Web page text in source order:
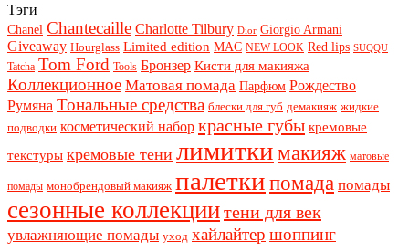
Тэги
Chanel Chantecaille Charlotte Tilbury Dior Giorgio Armani
Giveaway Hourglass Limited edition MAC NEW LOOK Red lips SUQQU
Tatcha Tom Ford Tools Бронзер Кисти для макияжа
Коллекционное Матовая помада Парфюм Рождество
Румяна Тональные средства блески для губ демакияж жидкие
подводки косметический набор красные губы кремовые
текстуры кремовые тени лимиткимакияж матовые
помады монобрендовый макияж палеткипомада помады
сезонные коллекциитени для век
увлажняющие помады уход хайлайтер шоппинг